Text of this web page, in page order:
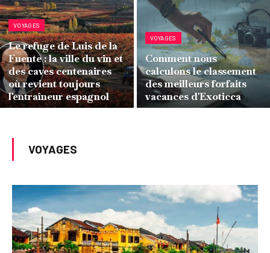
VOYAGES
Le refuge de Luis de la
Fuente : la ville du vin et
des caves centenaires
où revient toujours
l'entraîneur espagnol
VOYAGES
Comment nous
calculons le classement
des meilleurs forfaits
vacances d'Exoticca
VOYAGES